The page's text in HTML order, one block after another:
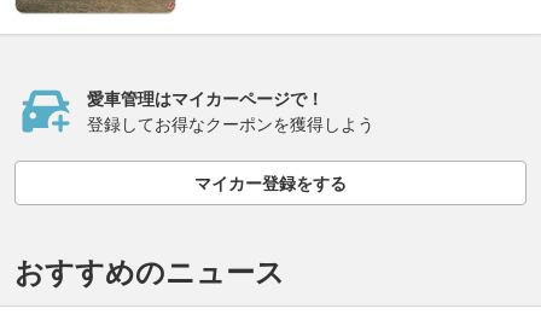
愛車管理はマイカーページで！
登録してお得なクーポンを獲得しよう
マイカー登録をする
おすすめのニュース